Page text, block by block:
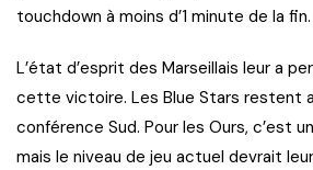
touchdown à moins d’1 minute de la fin.
L’état d’esprit des Marseillais leur a
cette victoire. Les Blue Stars restent
conférence Sud. Pour les Ours, c’est
mais le niveau de jeu actuel devrait